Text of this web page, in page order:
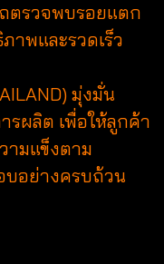
ตรวจพบรอยแตก
าพและรวดเร็ว
มุ่งมั่น
ผลิต เพื่อให้ลูกค้า
มแข็งตาม
บอย่างครบถ้วน